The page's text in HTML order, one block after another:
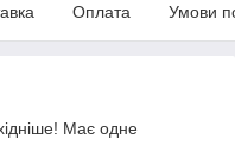
Оплата Умови
Має одне